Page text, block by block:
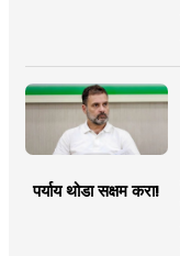
पर्याय थोडा सक्षम करा!